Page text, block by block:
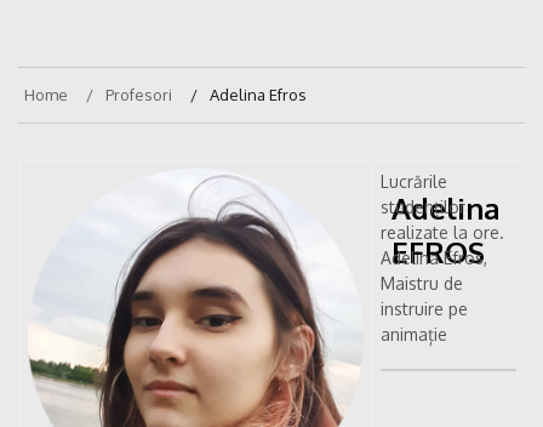
Home Profesori Adelina Efros
Adelina
EFROS
Lucrările
studenților
realizate la ore.
Adelina Efros,
Maistru de
instruire pe
animație